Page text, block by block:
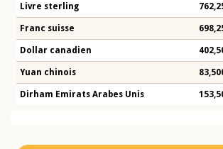
Livre sterling
Franc suisse
Dollar canadien
Yuan chinois
Dirham Emirats Arabes Unis